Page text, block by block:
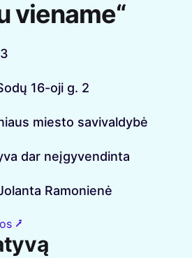
viename“
16-oji g. 2
miesto savivaldybė
dar neįgyvendinta
Ramonienė
⭷